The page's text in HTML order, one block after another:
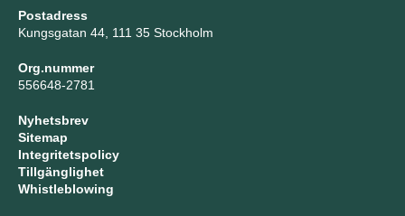
Postadress
Kungsgatan 44, 111 35 Stockholm
Org.nummer
556648-2781
Nyhetsbrev
Sitemap
Integritetspolicy
Tillgänglighet
Whistleblowing